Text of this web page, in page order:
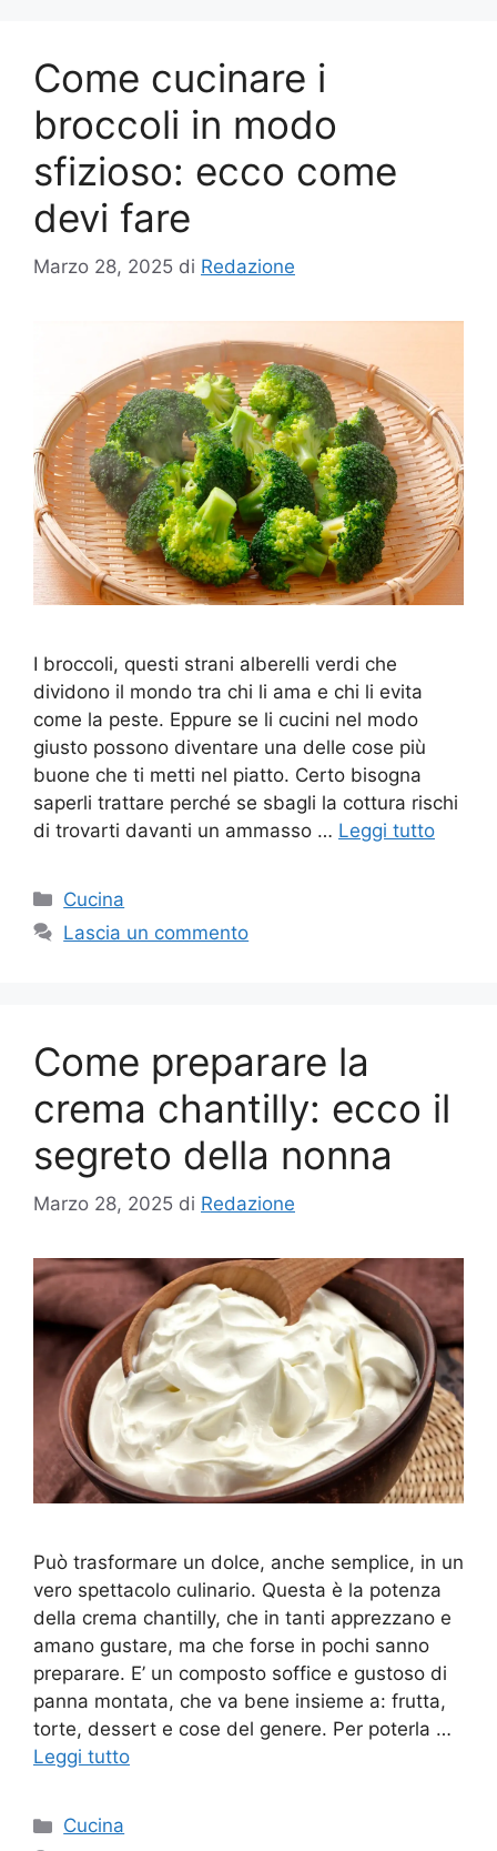
Come cucinare i
broccoli in modo
sfizioso: ecco come
devi fare
Marzo 28, 2025 di Redazione
I broccoli, questi strani alberelli verdi che
dividono il mondo tra chi li ama e chi li evita
come la peste. Eppure se li cucini nel modo
giusto possono diventare una delle cose più
buone che ti metti nel piatto. Certo bisogna
saperli trattare perché se sbagli la cottura rischi
di trovarti davanti un ammasso … Leggi tutto
Categorie
Cucina
Lascia un commento
Come preparare la
crema chantilly: ecco il
segreto della nonna
Marzo 28, 2025 di Redazione
Può trasformare un dolce, anche semplice, in un
vero spettacolo culinario. Questa è la potenza
della crema chantilly, che in tanti apprezzano e
amano gustare, ma che forse in pochi sanno
preparare. E’ un composto soffice e gustoso di
panna montata, che va bene insieme a: frutta,
torte, dessert e cose del genere. Per poterla …
Leggi tutto
Categorie
Cucina